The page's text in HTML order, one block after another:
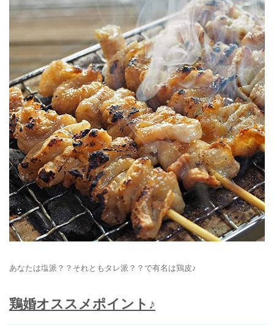
あなたは塩派？？それともタレ派？？で有名は鶏皮♪
鶏婚オススメポイント♪